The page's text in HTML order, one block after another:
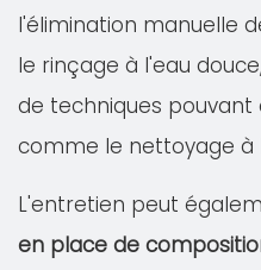
l'élimination manuelle
le rinçage à l'eau
de techniques
comme le nettoyage à
L'entretien peut
en place de